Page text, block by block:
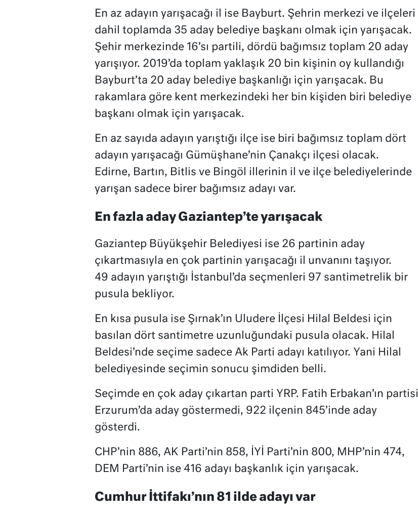
En az adayın yarışacağı il ise Bayburt. Şehrin merkezi ve ilçeleri
dahil toplamda 35 aday belediye başkanı olmak için yarışacak.
Şehir merkezinde 16’sı partili, dördü bağımsız toplam 20 aday
yarışıyor. 2019’da toplam yaklaşık 20 bin kişinin oy kullandığı
Bayburt’ta 20 aday belediye başkanlığı için yarışacak. Bu
rakamlara göre kent merkezindeki her bin kişiden biri belediye
başkanı olmak için yarışacak.
En az sayıda adayın yarıştığı ilçe ise biri bağımsız toplam dört
adayın yarışacağı Gümüşhane’nin Çanakçı ilçesi olacak.
Edirne, Bartın, Bitlis ve Bingöl illerinin il ve ilçe belediyelerinde
yarışan sadece birer bağımsız adayı var.
En fazla aday Gaziantep’te yarışacak
Gaziantep Büyükşehir Belediyesi ise 26 partinin aday
çıkartmasıyla en çok partinin yarışacağı il unvanını taşıyor.
49 adayın yarıştığı İstanbul’da seçmenleri 97 santimetrelik bir
pusula bekliyor.
En kısa pusula ise Şırnak’ın Uludere İlçesi Hilal Beldesi için
basılan dört santimetre uzunluğundaki pusula olacak. Hilal
Beldesi’nde seçime sadece Ak Parti adayı katılıyor. Yani Hilal
belediyesinde seçimin sonucu şimdiden belli.
Seçimde en çok aday çıkartan parti YRP. Fatih Erbakan’ın partisi
Erzurum’da aday göstermedi, 922 ilçenin 845’inde aday
gösterdi.
CHP’nin 886, AK Parti’nin 858, İYİ Parti’nin 800, MHP’nin 474,
DEM Parti’nin ise 416 adayı başkanlık için yarışacak.
Cumhur İttifakı’nın 81 ilde adayı var